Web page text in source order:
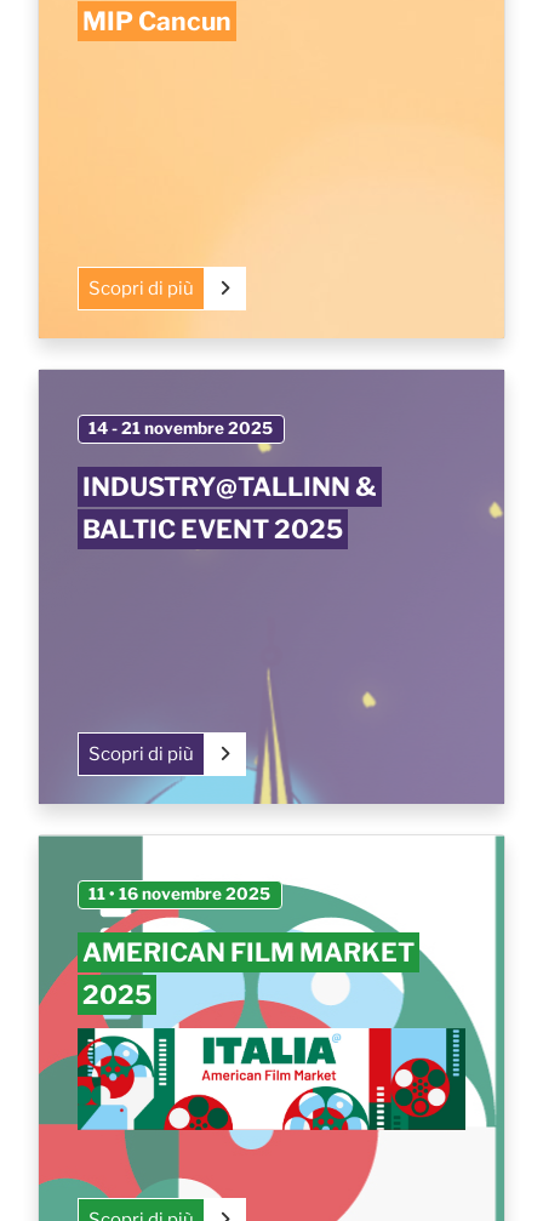
MIP Cancun
Scopri di più
14 - 21 novembre 2025
INDUSTRY@TALLINN &
BALTIC EVENT 2025
Scopri di più
11 • 16 novembre 2025
AMERICAN FILM MARKET
2025